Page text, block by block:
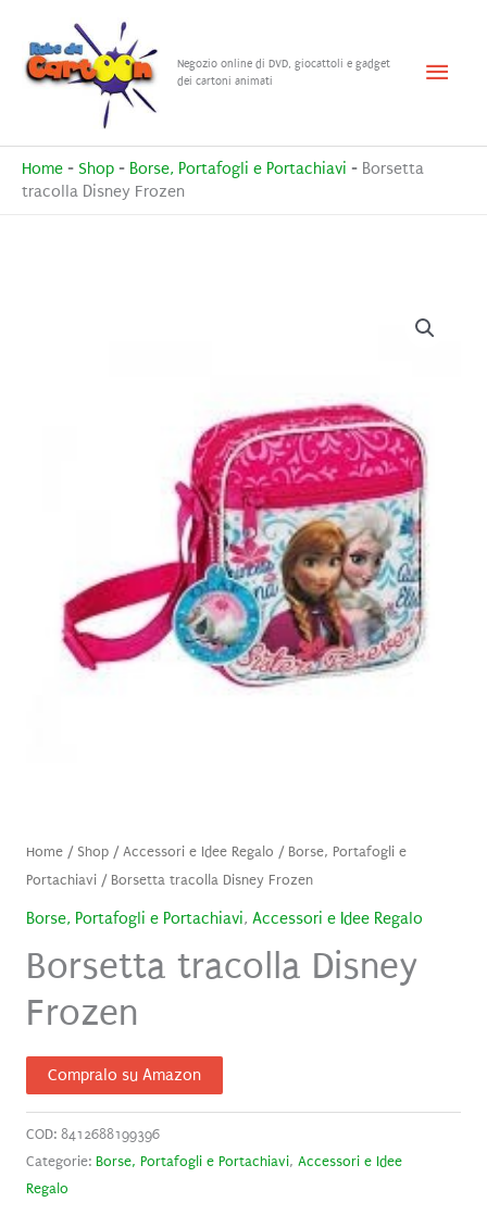
contenuto
Negozio online di DVD, giocattoli e gadget
dei cartoni animati
Menu
Home - Shop - Borse, Portafogli e Portachiavi - Borsetta
tracolla Disney Frozen
Home/ Shop/Accessori e Idee Regalo / Borse, Portafogli e
Portachiavi/ Borsetta tracolla Disney Frozen
Borse, Portafogli e Portachiavi, Accessori e Idee Regalo
Borsetta tracolla Disney
Frozen
Compralo su Amazon
COD: 8412688199396
Categorie: Borse, Portafogli e Portachiavi, Accessori e Idee
Regalo